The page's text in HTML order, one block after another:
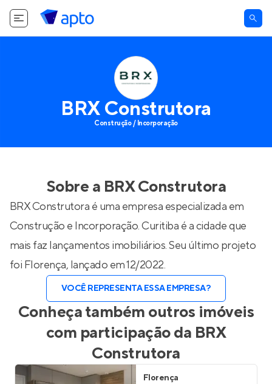
BRX Construtora
Construção / Incorporação
Sobre a BRX Construtora
BRX Construtora é uma empresa especializada em
Construção e Incorporação. Curitiba é a cidade que
mais faz lançamentos imobiliários. Seu último projeto
foi Florença, lançado em 12/2022.
VOCÊ REPRESENTA ESSA EMPRESA?
Conheça também outros imóveis
com participação da BRX
Construtora
Florença